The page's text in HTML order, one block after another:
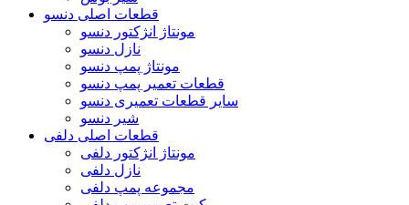
قطعات اصلی دنسو
مونتاژ انژکتور دنسو
نازل دنسو
مونتاژ پمپ دنسو
قطعات تعمیر پمپ دنسو
سایر قطعات تعمیری دنسو
شیر دنسو
قطعات اصلی دلفی
مونتاژ انژکتور دلفی
نازل دلفی
مجموعه پمپ دلفی